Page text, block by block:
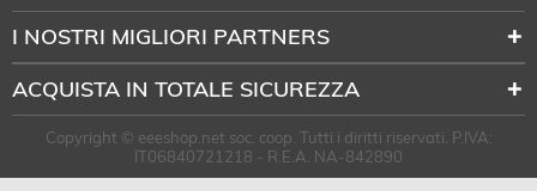
I NOSTRI MIGLIORI PARTNERS
ACQUISTA IN TOTALE SICUREZZA
Copyright © eeeshop.net soc. coop. Tutti i diritti riservati. P.IVA:
IT06840721218 - R.E.A. NA-842890